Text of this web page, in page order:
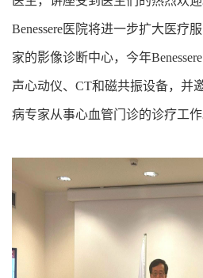
Benessere医院将进一步扩大医疗
家的影像诊断中心，今年
声心动仪、CT和磁共振设备，并
病专家从事心血管门诊的诊疗工作